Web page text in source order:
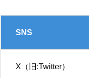
SNS
X（旧:Twitter）